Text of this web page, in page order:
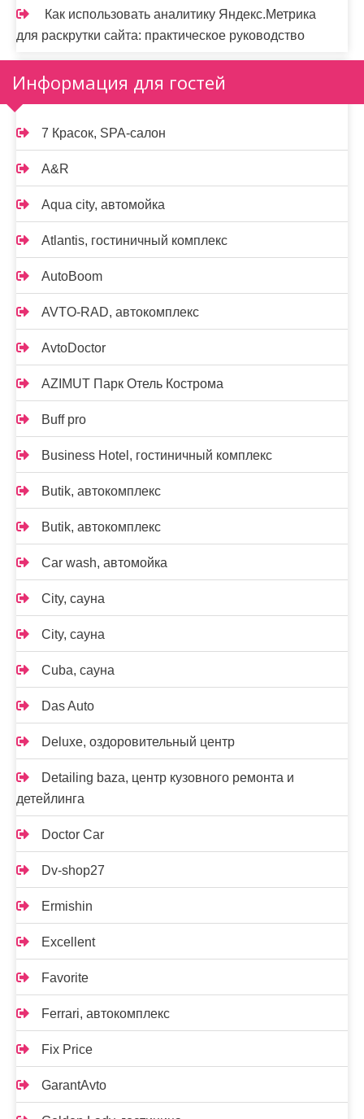
Как использовать аналитику Яндекс.Метрика
для раскрутки сайта: практическое руководство
Информация для гостей
7 Красок, SPA-салон
A&R
Aqua city, автомойка
Atlantis, гостиничный комплекс
AutoBoom
AVTO-RAD, автокомплекс
AvtoDoctor
AZIMUT Парк Отель Кострома
Buff pro
Business Hotel, гостиничный комплекс
Butik, автокомплекс
Butik, автокомплекс
Car wash, автомойка
City, сауна
City, сауна
Cuba, сауна
Das Auto
Deluxe, оздоровительный центр
Detailing baza, центр кузовного ремонта и
детейлинга
Doctor Car
Dv-shop27
Ermishin
Excellent
Favorite
Ferrari, автокомплекс
Fix Price
GarantAvto